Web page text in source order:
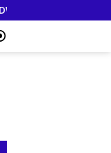
Bhayangkari Brimob